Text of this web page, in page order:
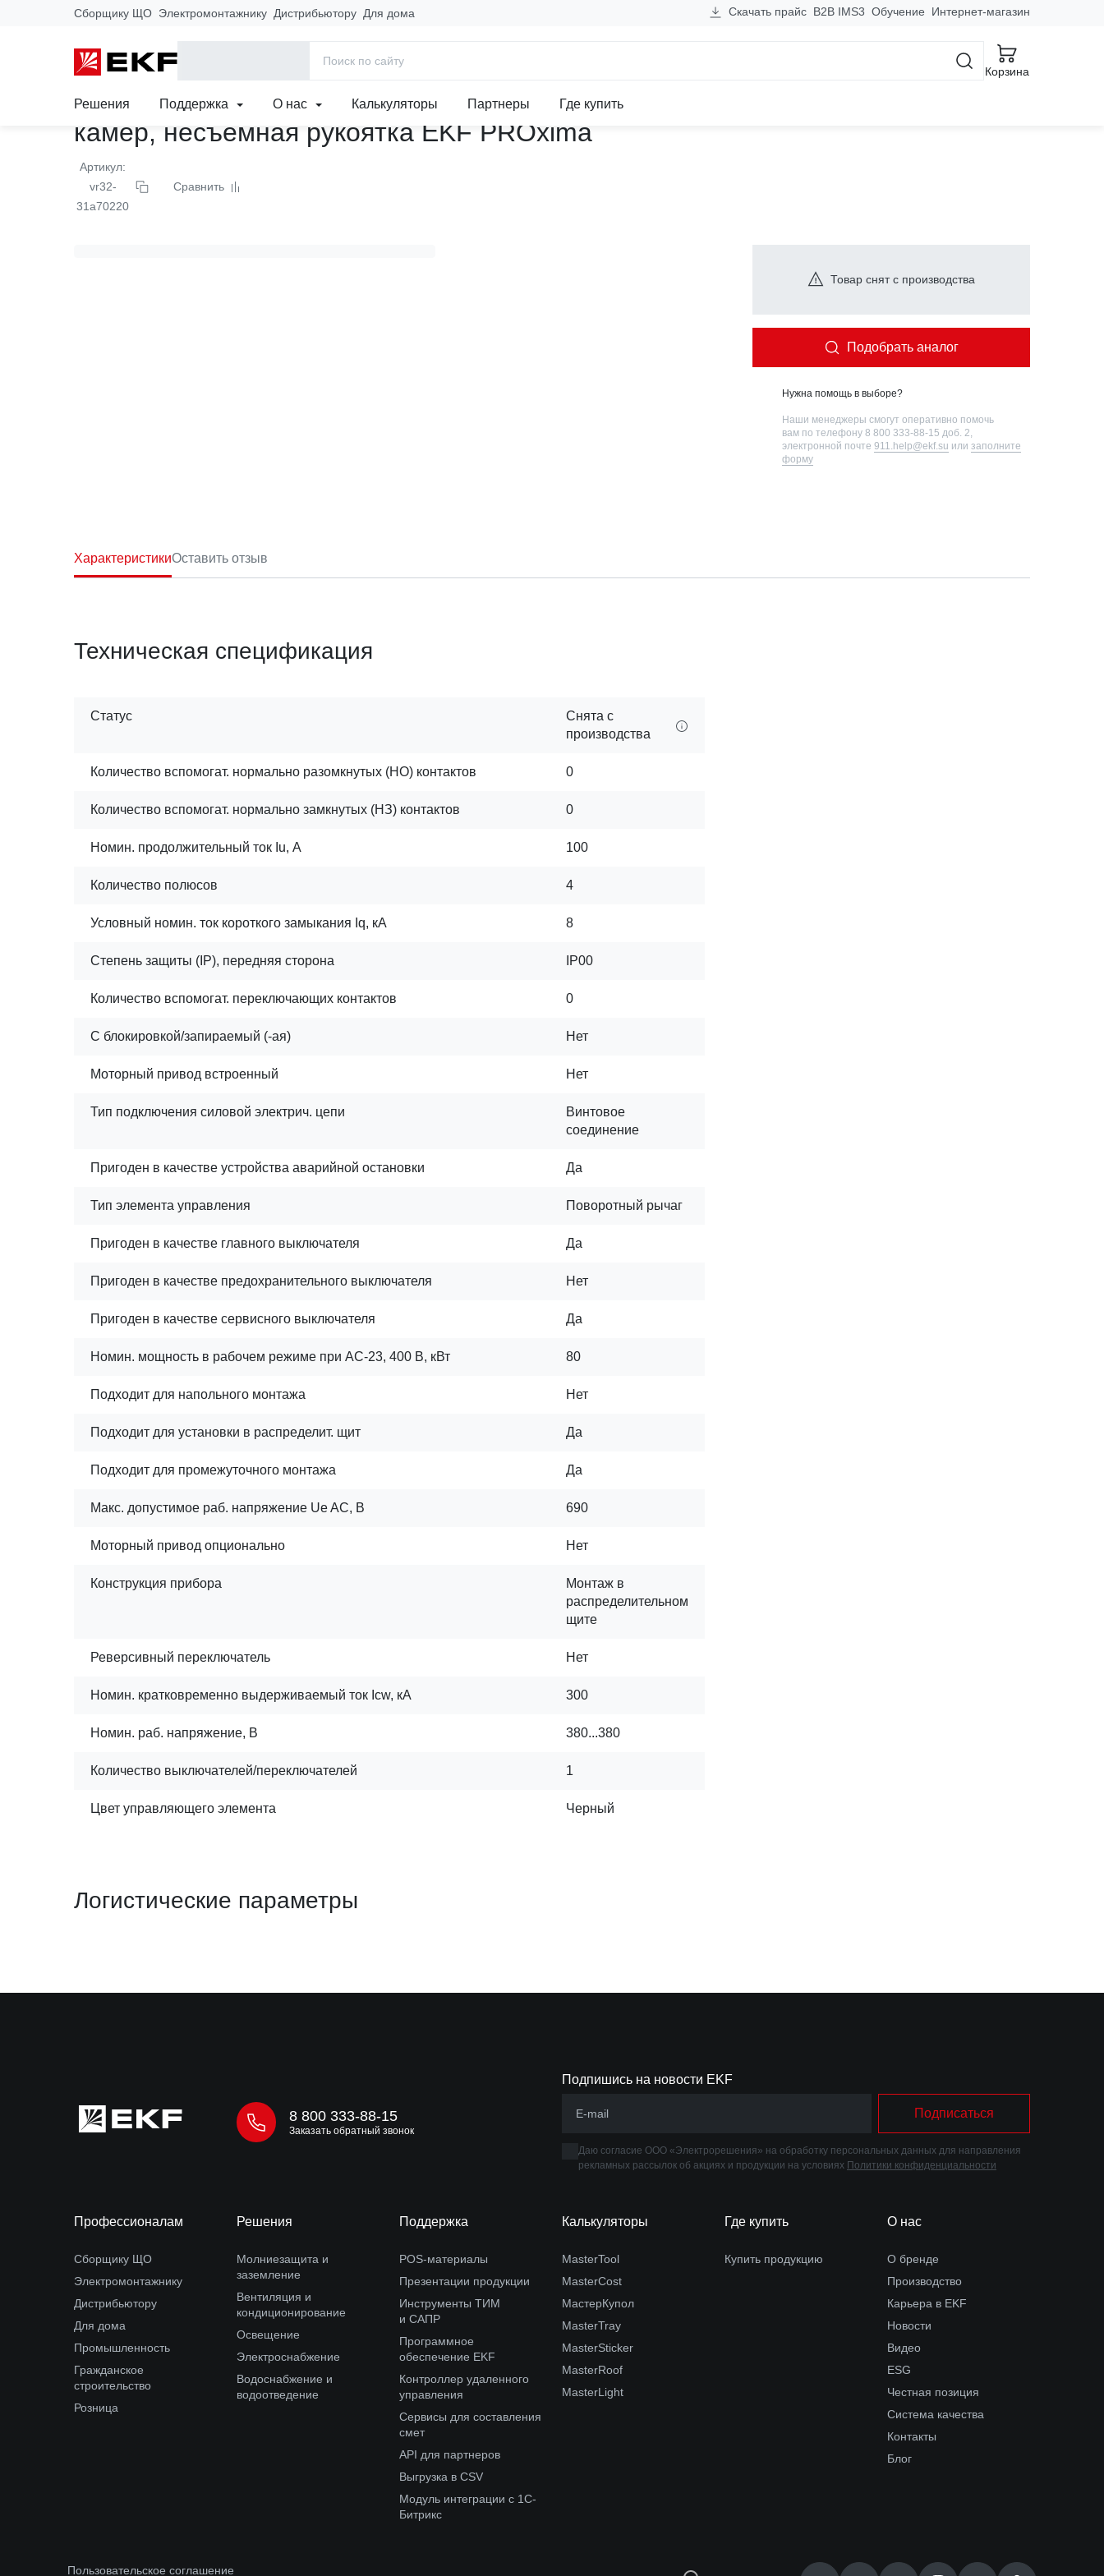
Сборщику ЩО Электромонтажнику Дистрибьютору Для дома Скачать прайс B2B IMS3 Обучение Интернет-магазин
Корзина
Решения Поддержка О нас Калькуляторы Партнеры Где купить
Главная
Выключатель-разъединитель ВР32-31А70220 100А, 2 направления, без д/г
камер, несъемная рукоятка EKF PROxima
Артикул:
vr32-
31a70220
Сравнить
Товар снят с производства
Подобрать аналог
Нужна помощь в выборе?
Наши менеджеры смогут оперативно помочь
вам по телефону 8 800 333-88-15 доб. 2,
электронной почте 911.help@ekf.su или заполните
форму
ХарактеристикиОставить отзыв
Техническая спецификация
Статус
Снята с
производства
Количество вспомогат. нормально разомкнутых (НО) контактов 0
Количество вспомогат. нормально замкнутых (НЗ) контактов 0
Номин. продолжительный ток Iu, А 100
Количество полюсов 4
Условный номин. ток короткого замыкания Iq, кА 8
Степень защиты (IP), передняя сторона IP00
Количество вспомогат. переключающих контактов 0
С блокировкой/запираемый (-ая) Нет
Моторный привод встроенный Нет
Тип подключения силовой электрич. цепи
Винтовое
соединение
Пригоден в качестве устройства аварийной остановки Да
Тип элемента управления Поворотный рычаг
Пригоден в качестве главного выключателя Да
Пригоден в качестве предохранительного выключателя Нет
Пригоден в качестве сервисного выключателя Да
Номин. мощность в рабочем режиме при AC-23, 400 В, кВт 80
Подходит для напольного монтажа Нет
Подходит для установки в распределит. щит Да
Подходит для промежуточного монтажа Да
Макс. допустимое раб. напряжение Ue AC, В 690
Моторный привод опционально Нет
Конструкция прибора
Монтаж в
распределительном
щите
Реверсивный переключатель Нет
Номин. кратковременно выдерживаемый ток Icw, кА 300
Номин. раб. напряжение, В 380...380
Количество выключателей/переключателей 1
Цвет управляющего элемента Черный
Логистические параметры
8 800 333-88-15
Заказать обратный звонок
Подпишись на новости EKF
Подписаться
Даю согласие ООО «Электрорешения» на обработку персональных данных для направления
рекламных рассылок об акциях и продукции на условиях Политики конфиденциальности
Профессионалам
Сборщику ЩО
Электромонтажнику
Дистрибьютору
Для дома
Промышленность
Гражданское
строительство
Розница
Решения
Молниезащита и
заземление
Вентиляция и
кондиционирование
Освещение
Электроснабжение
Водоснабжение и
водоотведение
Поддержка
POS-материалы
Презентации продукции
Инструменты ТИМ
и САПР
Программное
обеспечение EKF
Контроллер удаленного
управления
Сервисы для составления
смет
API для партнеров
Выгрузка в CSV
Модуль интеграции с 1С-
Битрикс
Калькуляторы
MasterTool
MasterCost
МастерКупол
MasterTray
MasterSticker
MasterRoof
MasterLight
Где купить
Купить продукцию
О нас
О бренде
Производство
Карьера в EKF
Новости
Видео
ESG
Честная позиция
Система качества
Контакты
Блог
Пользовательское соглашение